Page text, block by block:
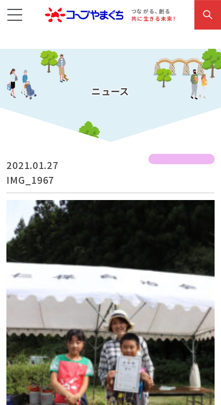
つながる、創る
共に生きる未来！
コープやまぐち お買い物・サービス こだわり商品 参加・イベント情報
ニュース
2021.01.27
IMG_1967